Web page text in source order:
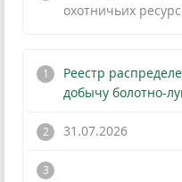
охотничьих
Реестр
добычу болотно-
31.07.2026